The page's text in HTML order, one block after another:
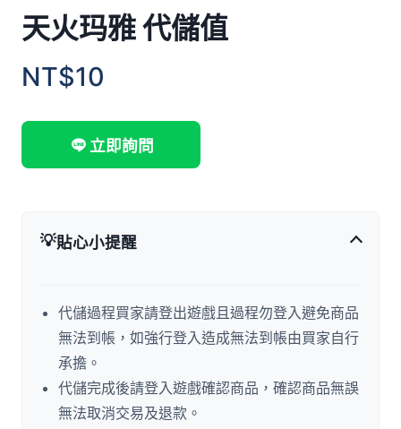
天火玛雅 代儲值
NT$10
立即詢問
💡貼心小提醒
代儲過程買家請登出遊戲且過程勿登入避免商品
無法到帳，如強行登入造成無法到帳由買家自行
承擔。
代儲完成後請登入遊戲確認商品，確認商品無誤
無法取消交易及退款。